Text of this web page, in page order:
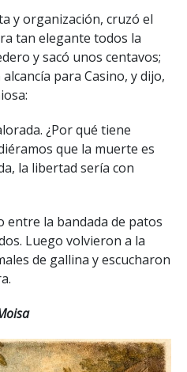
y organización, cruzó el
tan elegante todos la
y sacó unos centavos;
para Casino, y dijo,
¿Por qué tiene
que la muerte es
la libertad sería con
entre la bandada de patos
Luego volvieron a la
de gallina y escucharon